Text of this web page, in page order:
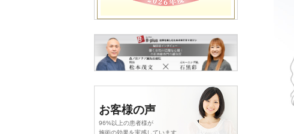
お客様の声
96%以上の患者様が
施術の効果を実感しています